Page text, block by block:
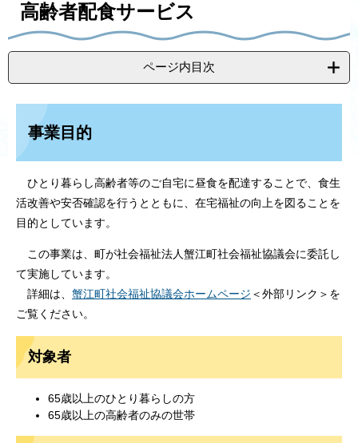
る
る
高齢者配食サービス
ページ内目次
事業目的
ひとり暮らし高齢者等のご自宅に昼食を配達することで、食生
活改善や安否確認を行うとともに、在宅福祉の向上を図ることを
目的としています。
この事業は、町が社会福祉法人蟹江町社会福祉協議会に委託し
て実施しています。
詳細は、 蟹江町社会福祉協議会ホームページ ＜外部リンク＞ を
ご覧ください。
対象者
65歳以上のひとり暮らしの方
65歳以上の高齢者のみの世帯